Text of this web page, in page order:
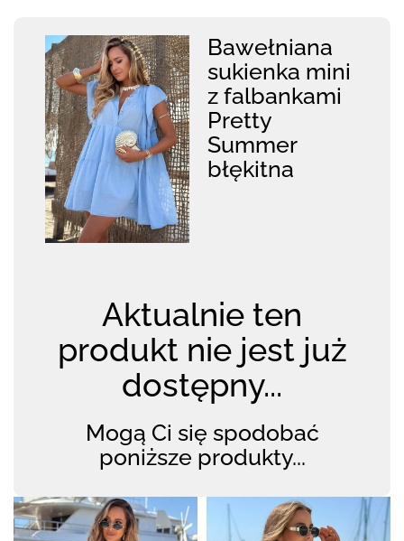
Bawełniana
sukienka mini
z falbankami
Pretty
Summer
błękitna
Aktualnie ten
produkt nie jest już
dostępny...
Mogą Ci się spodobać
poniższe produkty...